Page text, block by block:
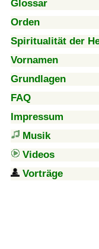
Glossar
Orden
Spiritualität der
Vornamen
Grundlagen
FAQ
Impressum
Musik
Videos
Vorträge